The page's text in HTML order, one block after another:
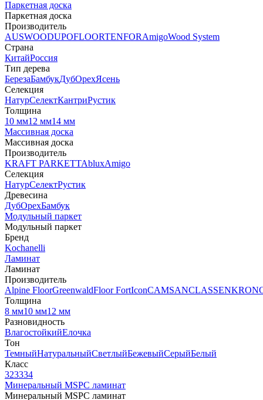
Паркетная доска
Паркетная доска
Производитель
AUSWOODUPOFLOORTENFORAmigoWood System
Страна
КитайРоссия
Тип дерева
БерезаБамбукДубОрехЯсень
Селекция
НатурСелектКантриРустик
Толщина
10 мм12 мм14 мм
Массивная доска
Массивная доска
Производитель
KRAFT PARKETTAbluxAmigo
Селекция
НатурСелектРустик
Древесина
ДубОрехБамбук
Модульный паркет
Модульный паркет
Бренд
Kochanelli
Ламинат
Ламинат
Производитель
Alpine FloorGreenwaldFloor FortIconCAMSANCLASSEN
Толщина
8 мм10 мм12 мм
Разновидность
ВлагостойкийЕлочка
Тон
ТемныйНатуральныйСветлыйБежевыйСерыйБелый
Класс
323334
Минеральный MSPC ламинат
Минеральный MSPC ламинат